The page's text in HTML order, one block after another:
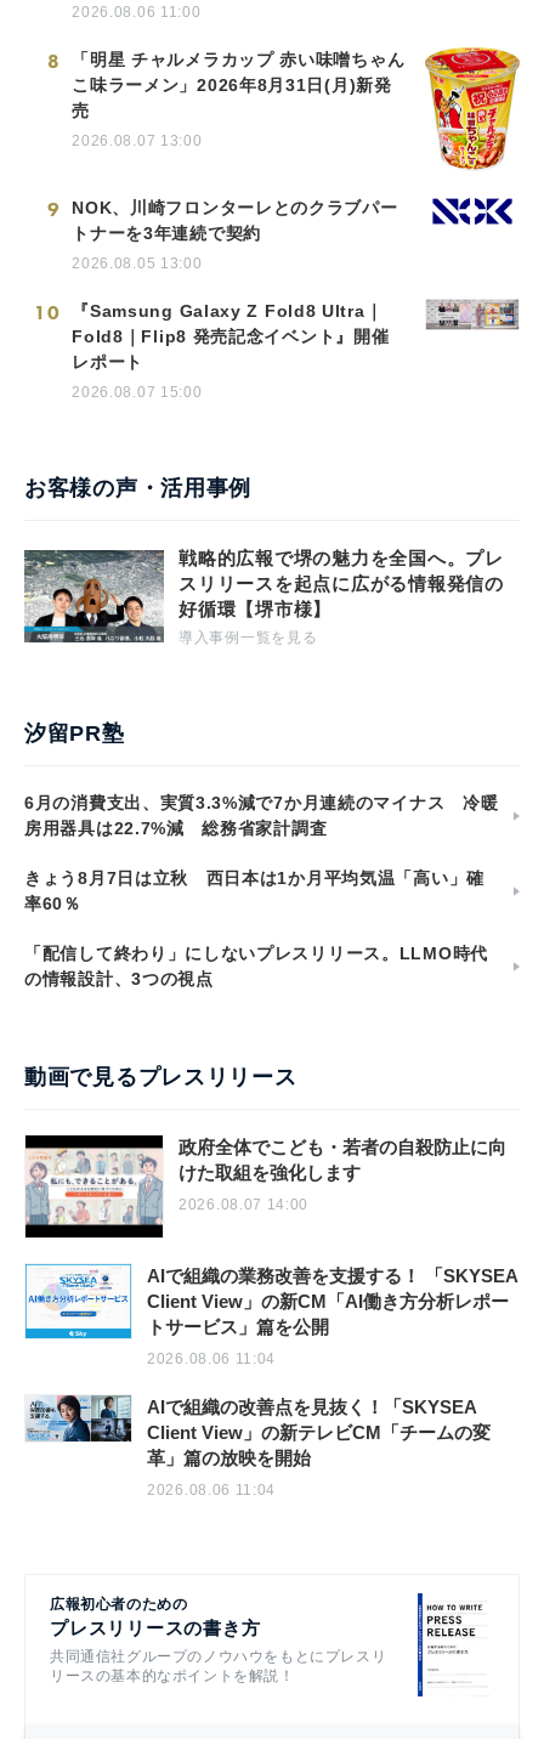
2026.08.06 11:00
8
「明星 チャルメラカップ 赤い味噌ちゃん
こ味ラーメン」2026年8月31日(月)新発
売
2026.08.07 13:00
9
NOK、川崎フロンターレとのクラブパー
トナーを3年連続で契約
2026.08.05 13:00
10
『Samsung Galaxy Z Fold8 Ultra｜
Fold8｜Flip8 発売記念イベント』開催
レポート
2026.08.07 15:00
お客様の声・活用事例
戦略的広報で堺の魅力を全国へ。プレ
スリリースを起点に広がる情報発信の
好循環【堺市様】
導入事例一覧を見る
汐留PR塾
6月の消費支出、実質3.3%減で7か月連続のマイナス 冷暖
房用器具は22.7%減 総務省家計調査
きょう8月7日は立秋 西日本は1か月平均気温「高い」確
率60％
「配信して終わり」にしないプレスリリース。LLMO時代
の情報設計、3つの視点
動画で見るプレスリリース
政府全体でこども・若者の自殺防止に向
けた取組を強化します
2026.08.07 14:00
AIで組織の業務改善を支援する！ 「SKYSEA
Client View」の新CM「AI働き方分析レポー
トサービス」篇を公開
2026.08.06 11:04
AIで組織の改善点を見抜く！「SKYSEA
Client View」の新テレビCM「チームの変
革」篇の放映を開始
2026.08.06 11:04
広報初心者のための
プレスリリースの書き方
共同通信社グループのノウハウをもとにプレスリ
リースの基本的なポイントを解説！